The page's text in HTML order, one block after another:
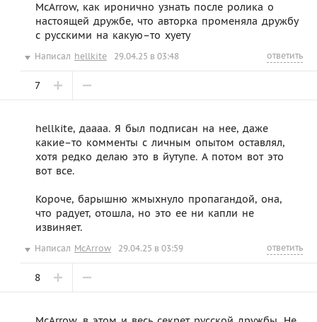
McArrow, как иронично узнать после ролика о
настоящей дружбе, что авторка променяла дружбу
с русскими на какую–то хуету
Написал hellkite 29.04.25 в 03:48 ответить
7
hellkite, даааа. Я был подписан на нее, даже
какие–то комменты с личным опытом оставлял,
хотя редко делаю это в йутупе. А потом вот это
вот все.
Короче, барышню жмыхнуло пропагандой, она,
что радует, отошла, но это ее ни капли не
извиняет.
Написал McArrow 29.04.25 в 03:59 ответить
8